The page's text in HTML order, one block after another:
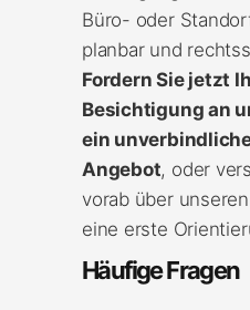
Büro- oder
planbar und
Fordern Sie jetzt
Besichtigung an
ein
Angebot, oder
vorab über unseren
eine erste
Häufige Fragen